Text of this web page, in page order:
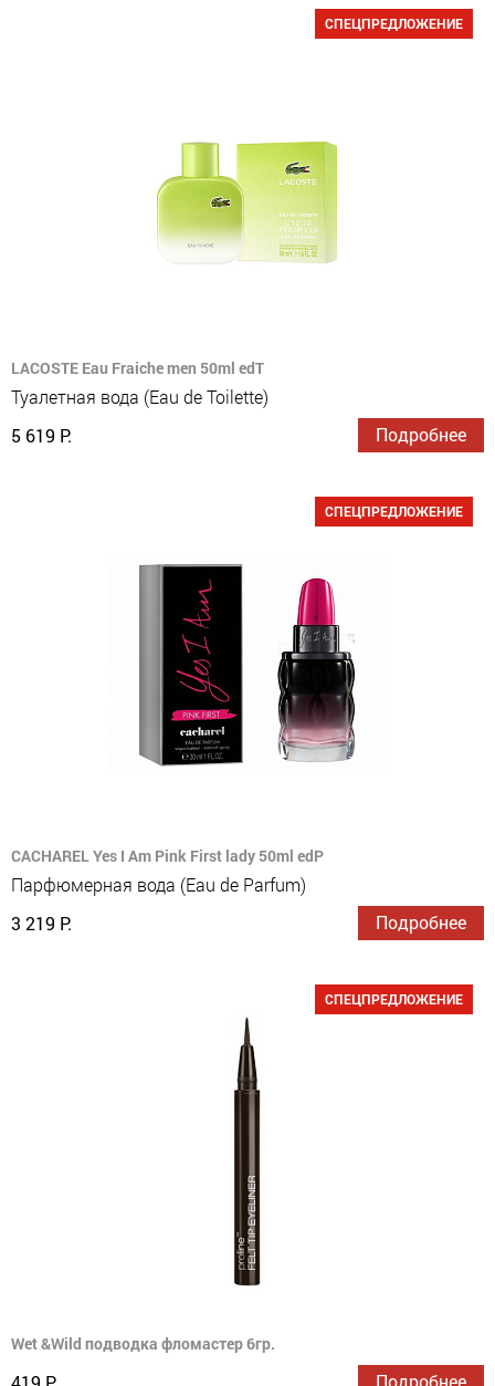
СПЕЦПРЕДЛОЖЕНИЕ
LACOSTE Eau Fraiche men 50ml edT
Туалетная вода (Eau de Toilette)
5 619 Р.
Подробнее
СПЕЦПРЕДЛОЖЕНИЕ
CACHAREL Yes I Am Pink First lady 50ml edP
Парфюмерная вода (Eau de Parfum)
3 219 Р.
Подробнее
СПЕЦПРЕДЛОЖЕНИЕ
Wet &Wild подводка фломастер 6гр.